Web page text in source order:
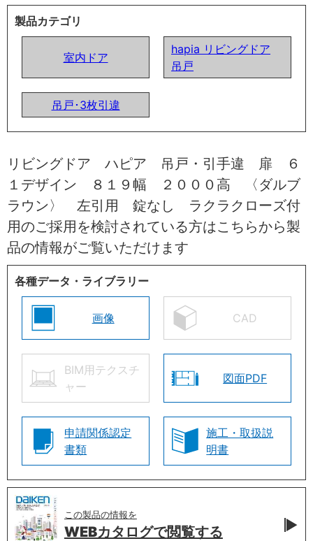
製品カテゴリ
室内ドア
hapia リビングドア
吊戸
吊戸･3枚引違
リビングドア ハピア 吊戸・引手違 扉 ６
１デザイン ８１９幅 ２０００高 〈ダルブ
ラウン〉 左引用 錠なし ラクラクローズ付
用のご採用を検討されている方はこちらから製
品の情報がご覧いただけます
各種データ・ライブラリー
画像 CAD
BIM用テクスチ
ャー
図面PDF
申請関係認定
書類
施工・取扱説
明書
この製品の情報を
WEBカタログで閲覧する